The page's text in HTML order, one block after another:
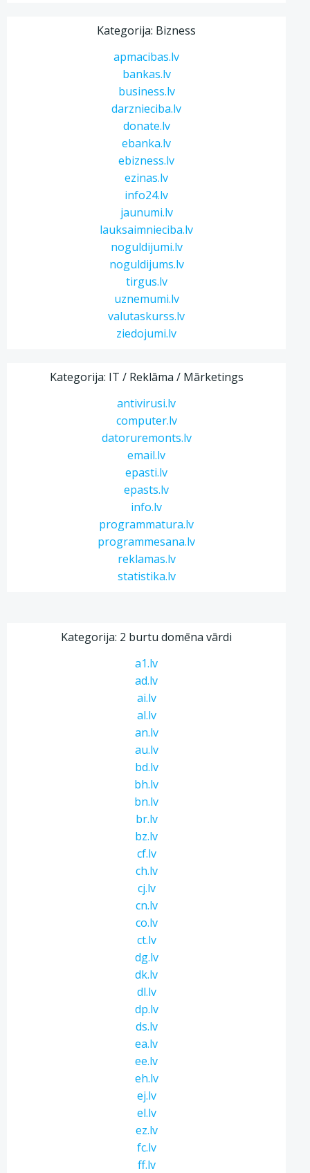
Kategorija: Bizness
apmacibas.lv
bankas.lv
business.lv
darznieciba.lv
donate.lv
ebanka.lv
ebizness.lv
ezinas.lv
info24.lv
jaunumi.lv
lauksaimnieciba.lv
noguldijumi.lv
noguldijums.lv
tirgus.lv
uznemumi.lv
valutaskurss.lv
ziedojumi.lv
Kategorija: IT / Reklāma / Mārketings
antivirusi.lv
computer.lv
datoruremonts.lv
email.lv
epasti.lv
epasts.lv
info.lv
programmatura.lv
programmesana.lv
reklamas.lv
statistika.lv
Kategorija: 2 burtu domēna vārdi
a1.lv
ad.lv
ai.lv
al.lv
an.lv
au.lv
bd.lv
bh.lv
bn.lv
br.lv
bz.lv
cf.lv
ch.lv
cj.lv
cn.lv
co.lv
ct.lv
dg.lv
dk.lv
dl.lv
dp.lv
ds.lv
ea.lv
ee.lv
eh.lv
ej.lv
el.lv
ez.lv
fc.lv
ff.lv